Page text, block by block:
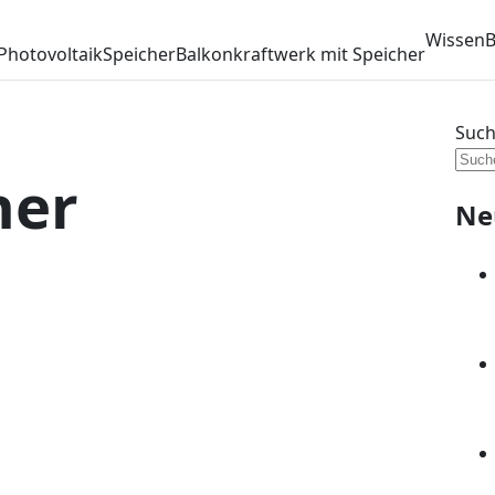
SpeicherBalkonkraftwerk mit Speicher
Wissen